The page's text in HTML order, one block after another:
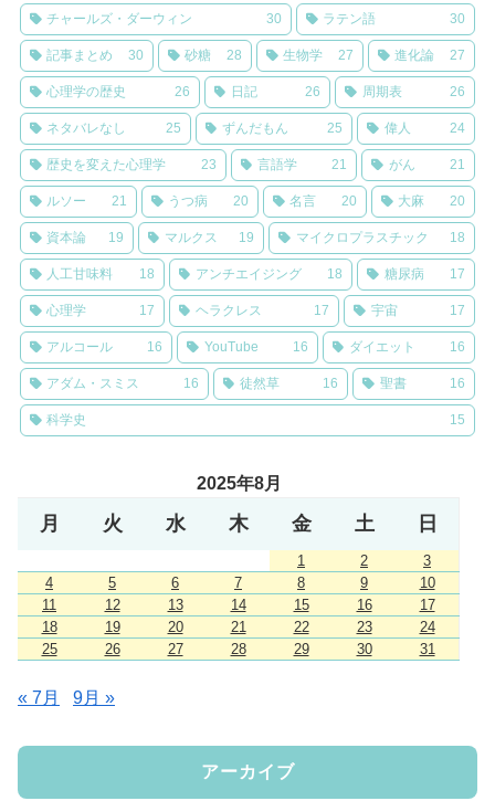
チャールズ・ダーウィン 30 ラテン語 30
記事まとめ 30 砂糖 28 生物学 27 進化論 27
心理学の歴史 26 日記 26 周期表 26
ネタバレなし 25 ずんだもん 25 偉人 24
歴史を変えた心理学 23 言語学 21 がん 21
ルソー 21 うつ病 20 名言 20 大麻 20
資本論 19 マルクス 19 マイクロプラスチック 18
人工甘味料 18 アンチエイジング 18 糖尿病 17
心理学 17 ヘラクレス 17 宇宙 17
アルコール 16 YouTube 16 ダイエット 16
アダム・スミス 16 徒然草 16 聖書 16
科学史 15
2025年8月
月 火 水 木 金 土 日
1 2
3
4
5 6 7 8 9
10
11
12 13 14 15 16
17
18
19 20 21 22 23
24
25
26 27 28 29 30 31
« 7月 9月 »
アーカイブ